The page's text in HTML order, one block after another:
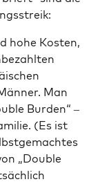
hohe Kosten,
Man
Bur­den“ –
(Es ist
„Dou­ble